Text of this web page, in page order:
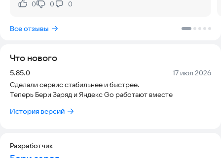
info@berizaryad.ru
Нравится:
0Не нравится:
0 0
Все отзывы
Что нового
Версия:
5.85.0 Дата:
17 июл 2026
Сделали сервис стабильнее и быстрее.
Теперь Бери Заряд и Яндекс Go работают вместе
История версий
Разработчик